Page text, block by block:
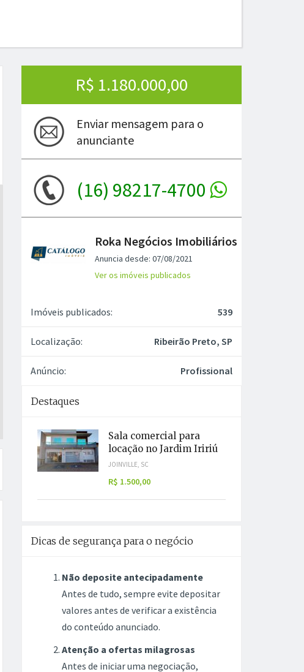
R$ 1.180.000,00
Enviar mensagem para o
anunciante
(16) 98217-4700
Roka Negócios Imobiliários
Anuncia desde: 07/08/2021
Ver os imóveis publicados
Imóveis publicados: 539
Localização: Ribeirão Preto, SP
Anúncio: Profissional
Destaques
Sala comercial para
locação no Jardim Iririú
JOINVILLE, SC
R$ 1.500,00
Dicas de segurança para o negócio
Não deposite antecipadamente
Antes de tudo, sempre evite depositar
valores antes de verificar a existência
do conteúdo anunciado.
Atenção a ofertas milagrosas
Antes de iniciar uma negociação,